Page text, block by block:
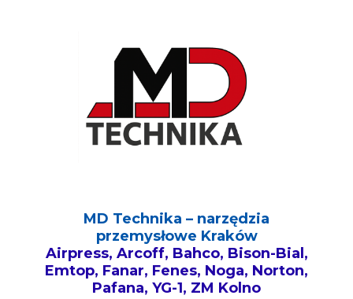
MD Technika – narzędzia
przemysłowe Kraków
Airpress, Arcoff, Bahco, Bison-Bial,
Emtop, Fanar, Fenes, Noga, Norton,
Pafana, YG-1, ZM Kolno